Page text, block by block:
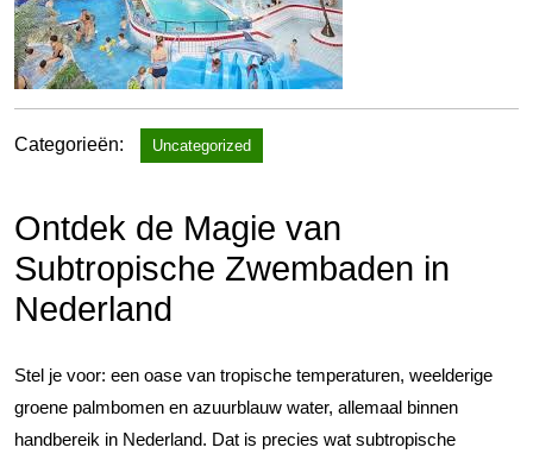
Categorieën: Uncategorized
Ontdek de Magie van
Subtropische Zwembaden in
Nederland
Stel je voor: een oase van tropische temperaturen, weelderige
groene palmbomen en azuurblauw water, allemaal binnen
handbereik in Nederland. Dat is precies wat subtropische